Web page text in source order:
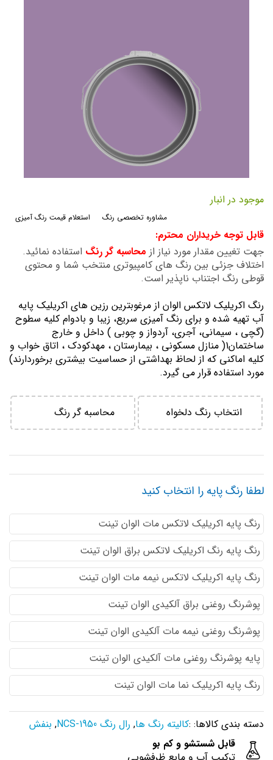
ابتدای
گالری
موجود در انبار
استعلام قیمت رنگ آمیزی مشاوره تخصصی رنگ
قابل توجه خریداران محترم:
جهت تغیین مقدار مورد نیاز از محاسبه گر رنگ استفاده نمائید.
اختلاف جزئی بین رنگ های کامپیوتری منتخب شما و محتوی
قوطی رنگ اجتناب ناپذیر است.
رنگ اكريليك لاتكس الوان از مرغوبترين رزين هاي اكريليك پايه
آب تهيه شده و برای رنگ آمیزی سریع، زیبا و بادوام کلیه سطوح
(گچی ، سیمانی، آجری، آردواز و چوبی ) داخل و خارج
ساختمان1( منازل مسكوني ، بيمارستان ، مهدكودك ، اتاق خواب و
كليه اماكني كه از لحاظ بهداشتي از حساسيت بيشتري برخوردارند)
مورد استفاده قرار می گیرد.
انتخاب رنگ دلخواه محاسبه گر رنگ
لطفا رنگ پایه را انتخاب کنید
رنگ پایه اكريليك لاتكس مات الوان تینت
رنگ پایه رنگ اكريليك لاتكس براق الوان تینت
رنگ پایه اكريليك لاتكس نيمه مات الوان تینت
پوشرنگ روغنی براق آلکیدی الوان تینت
پوشرنگ روغنی نیمه مات آلکیدی الوان تینت
پایه پوشرنگ روغنی مات آلکیدی الوان تینت
رنگ پایه اکریلیک نما مات الوان تینت
دسته بندی کالاها: :کالیته رنگ ها, رال رنگ NCS-1950 , بنفش
قابل شستشو و کم بو